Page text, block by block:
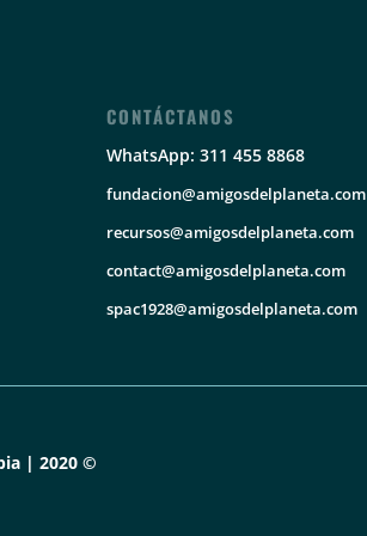
CONTÁCTANOS
WhatsApp: 311 455 8868
fundacion@amigosdelplaneta.com
recursos@amigosdelplaneta.com
contact@amigosdelplaneta.com
spac1928@amigosdelplaneta.com
| 2020 ©